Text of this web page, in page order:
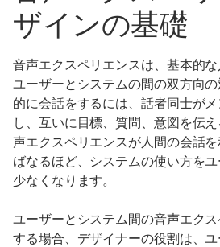
ザインの基礎
音声エクスペリエンスは、基本的な
ユーザーとシステムの間の双方向
的に会話をするには、話者同士が
し、互いに目標、質問、意図を伝
声エクスペリエンスが人間の会話
ばなるほど、システムの使い方を
少なくなります。
ユーザーとシステム間の音声エク
する場合、デザイナーの役割は、